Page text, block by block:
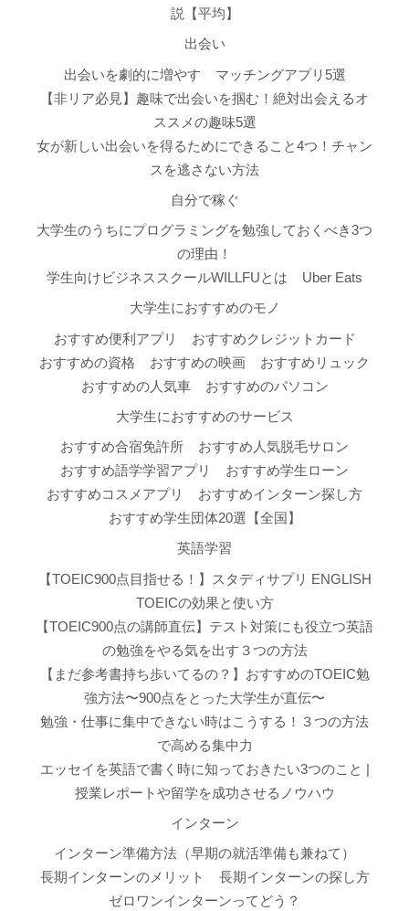
説【平均】
出会い
出会いを劇的に増やす
マッチングアプリ5選
【非リア必見】趣味で出会いを掴む！絶対出会えるオ
ススメの趣味5選
女が新しい出会いを得るためにできること4つ！チャン
スを逃さない方法
自分で稼ぐ
大学生のうちにプログラミングを勉強しておくべき3つ
の理由！
学生向けビジネススクールWILLFUとは
Uber Eats
大学生におすすめのモノ
おすすめ便利アプリ
おすすめクレジットカード
おすすめの資格
おすすめの映画
おすすめリュック
おすすめの人気車
おすすめのパソコン
大学生におすすめのサービス
おすすめ合宿免許所
おすすめ人気脱毛サロン
おすすめ語学学習アプリ
おすすめ学生ローン
おすすめコスメアプリ
おすすめインターン探し方
おすすめ学生団体20選【全国】
英語学習
【TOEIC900点目指せる！】スタディサプリ ENGLISH
TOEICの効果と使い方
【TOEIC900点の講師直伝】テスト対策にも役立つ英語
の勉強をやる気を出す３つの方法
【まだ参考書持ち歩いてるの？】おすすめのTOEIC勉
強方法〜900点をとった大学生が直伝〜
勉強・仕事に集中できない時はこうする！３つの方法
で高める集中力
エッセイを英語で書く時に知っておきたい3つのこと |
授業レポートや留学を成功させるノウハウ
インターン
インターン準備方法（早期の就活準備も兼ねて）
長期インターンのメリット
長期インターンの探し方
ゼロワンインターンってどう？